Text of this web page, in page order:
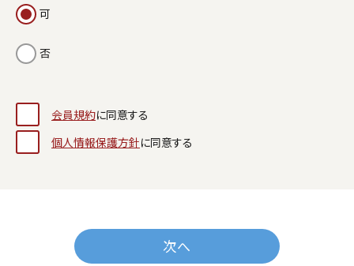
可
否
会員規約に同意する
個人情報保護方針に同意する
次へ